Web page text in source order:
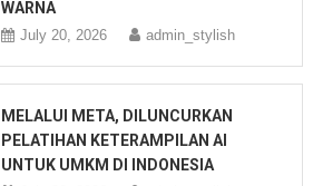
WARNA
July 20, 2026 admin_stylish
MELALUI META, DILUNCURKAN
PELATIHAN KETERAMPILAN AI
UNTUK UMKM DI INDONESIA